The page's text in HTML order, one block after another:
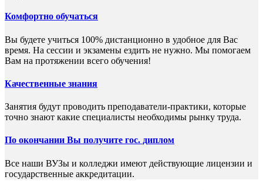
Комфортно обучаться
Вы будете учиться 100% дистанционно в удобное для Вас
время. На сессии и экзамены ездить не нужно. Мы помогаем
Вам на протяжении всего обучения!
Качественные знания
Занятия будут проводить преподаватели-практики, которые
точно знают какие специалисты необходимы рынку труда.
По окончании Вы получите гос. диплом
Все наши ВУЗы и колледжи имеют действующие лицензии и
государственные аккредитации.